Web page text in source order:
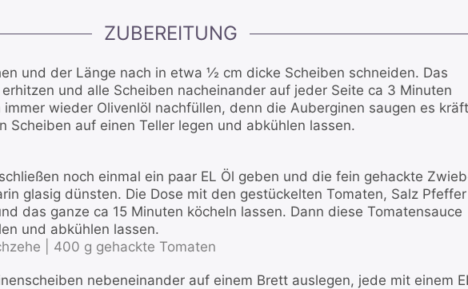
ZUBEREITUNG
und der Länge nach in etwa ½ cm dicke Scheiben schneiden. Das
und alle Scheiben nacheinander auf jeder Seite ca 3 Minuten
wieder Olivenlöl nachfüllen, denn die Auberginen saugen es
Scheiben auf einen Teller legen und abkühlen lassen.
noch einmal ein paar EL Öl geben und die fein gehackte
glasig dünsten. Die Dose mit den gestückelten Tomaten, Salz Pfeffer
das ganze ca 15 Minuten köcheln lassen. Dann diese Tomatensauce
und abkühlen lassen.
| 400 g gehackte Tomaten
nebeneinander auf einem Brett auslegen, jede mit einem